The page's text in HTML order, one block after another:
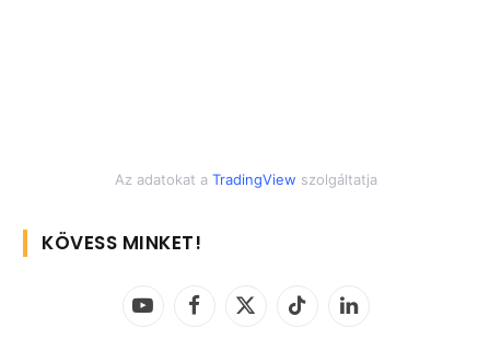
Az adatokat a TradingView szolgáltatja
KÖVESS MINKET!
YouTubeFacebook
X
TikTok LinkedIn